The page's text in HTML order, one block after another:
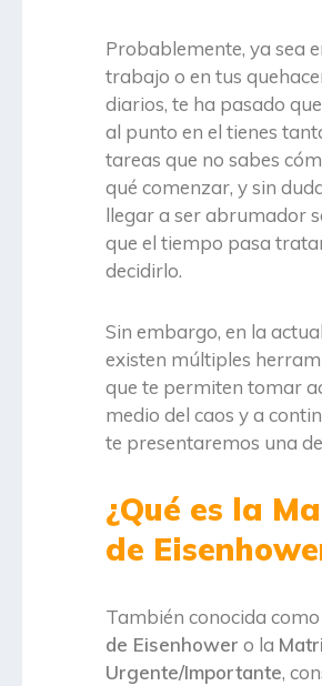
Probablemente, ya sea
trabajo o en tus
diarios, te ha pasado
al punto en el tienes
tareas que no sabes
qué comenzar, y sin
llegar a ser abrumador
que el tiempo pasa
decidirlo.
Sin embargo, en la
existen múltiples
que te permiten tomar
medio del caos y a
te presentaremos una
¿Qué es la
de
También conocida
de Eisenhower o la
Urgente/Importante,